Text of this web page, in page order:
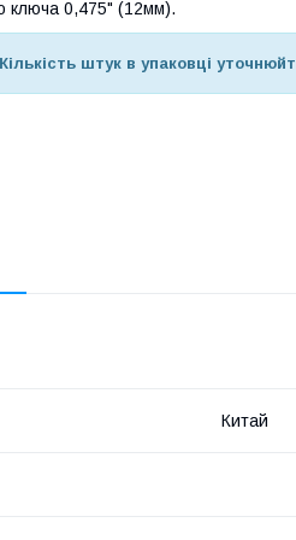
ключа 0,475" (12мм).
штук в упаковці
Китай